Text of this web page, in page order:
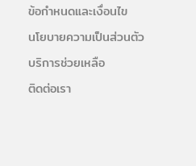
ข้อกำหนดและเงื่อนไข
นโยบายความเป็นส่วนตัว
บริการช่วยเหลือ
ติดต่อเรา